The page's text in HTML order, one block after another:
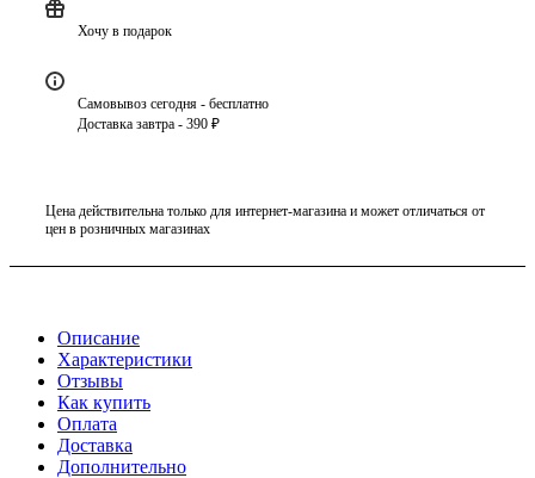
Хочу в подарок
Самовывоз сегодня - бесплатно
Доставка завтра - 390 ₽
Цена действительна только для интернет-магазина и может отличаться от
цен в розничных магазинах
Описание
Характеристики
Отзывы
Как купить
Оплата
Доставка
Дополнительно